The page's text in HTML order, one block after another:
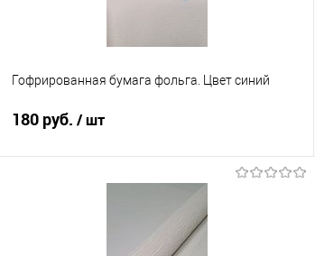
Гофрированная бумага фольга. Цвет синий
180 руб. / шт
В корзину
Сравнение